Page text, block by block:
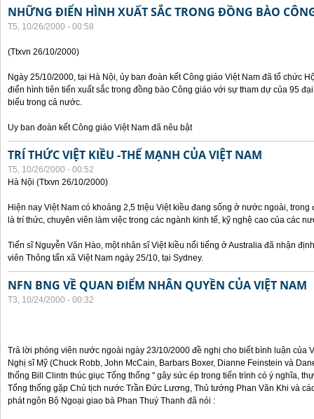
NHỮNG ĐIỂN HÌNH XUẤT SẮC TRONG ĐỒNG BÀO
T5, 10/26/2000 - 00:58
(Ttxvn 26/10/2000)
Ngày 25/10/2000, tại Hà Nội, ủy ban đoàn kết Công giáo Việt Nam đã tổ chức
điển hình tiên tiến xuất sắc trong đồng bào Công giáo với sự tham dự của 95
biểu trong cả nước.
Uy ban đoàn kết Công giáo Việt Nam đã nêu bật
TRÍ THỨC VIỆT KIỀU -THẾ MẠNH CỦA VIỆT NAM
T5, 10/26/2000 - 00:52
Hà Nội (Ttxvn 26/10/2000)
Hiện nay Việt Nam có khoảng 2,5 triệu Việt kiều đang sống ở nước ngoài,
là trí thức, chuyên viên làm việc trong các ngành kinh tế, kỹ nghệ cao của các
Tiến sĩ Nguyễn Văn Hào, một nhân sĩ Việt kiều nổi tiếng ở Australia đã nhận
viên Thông tấn xã Việt Nam ngày 25/10, tại Sydney.
NFN BNG VỀ QUAN ĐIỂM NHÂN QUYỀN CỦA VIỆT NAM
T3, 10/24/2000 - 00:32
Trả lời phóng viên nước ngoài ngày 23/10/2000 đề nghị cho biết bình luận của
Nghị sĩ Mỹ (Chuck Robb, John McCain, Barbars Boxer, Dianne Feinstein và
thống Bill Clintn thúc giục Tổng thống " gây sức ép trong tiến trình có ý nghĩa,
Tổng thống gặp Chủ tịch nước Trần Đức Lương, Thủ tướng Phan Văn Khi và
phát ngôn Bộ Ngoại giao bà Phan Thuý Thanh đã nói :